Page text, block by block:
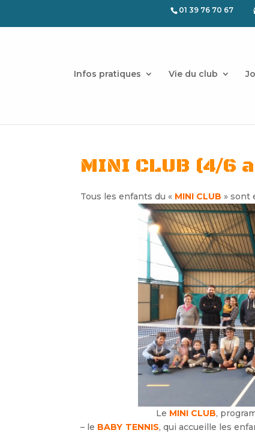
01 39 76 70 67
Infos pratiques Vie du club
MINI CLUB (4/6
Tous les enfants du « MINI CLUB » sont
Le MINI CLUB,
– le BABY TENNIS, qui accueille les